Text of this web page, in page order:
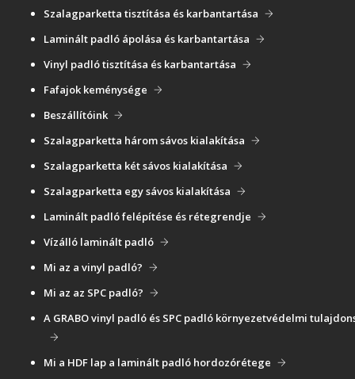
Szalagparketta tisztítása és karbantartása
Laminált padló ápolása és karbantartása
Vinyl padló tisztítása és karbantartása
Fafajok keménysége
Beszállítóink
Szalagparketta három sávos kialakítása
Szalagparketta két sávos kialakítása
Szalagparketta egy sávos kialakítása
Laminált padló felépítése és rétegrendje
Vízálló laminált padló
Mi az a vinyl padló?
Mi az az SPC padló?
A GRABO vinyl padló és SPC padló környezetvédelmi
Mi a HDF lap a laminált padló hordozórétege